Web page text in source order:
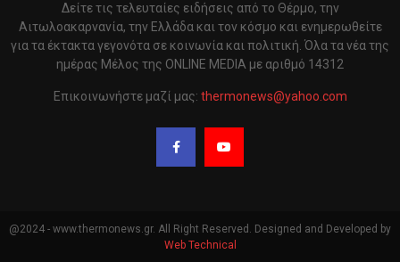
Δείτε τις τελευταίες ειδήσεις από το Θέρμο, την
Αιτωλοακαρνανία, την Ελλάδα και τον κόσμο και ενημερωθείτε
για τα έκτακτα γεγονότα σε κοινωνία και πολιτική. Όλα τα νέα της
ημέρας Μέλος της ONLINE MEDIA με αριθμό 14312
Επικοινωνήστε μαζί μας: thermonews@yahoo.com
@2024 - www.thermonews.gr. All Right Reserved. Designed and Developed by
Web Technical